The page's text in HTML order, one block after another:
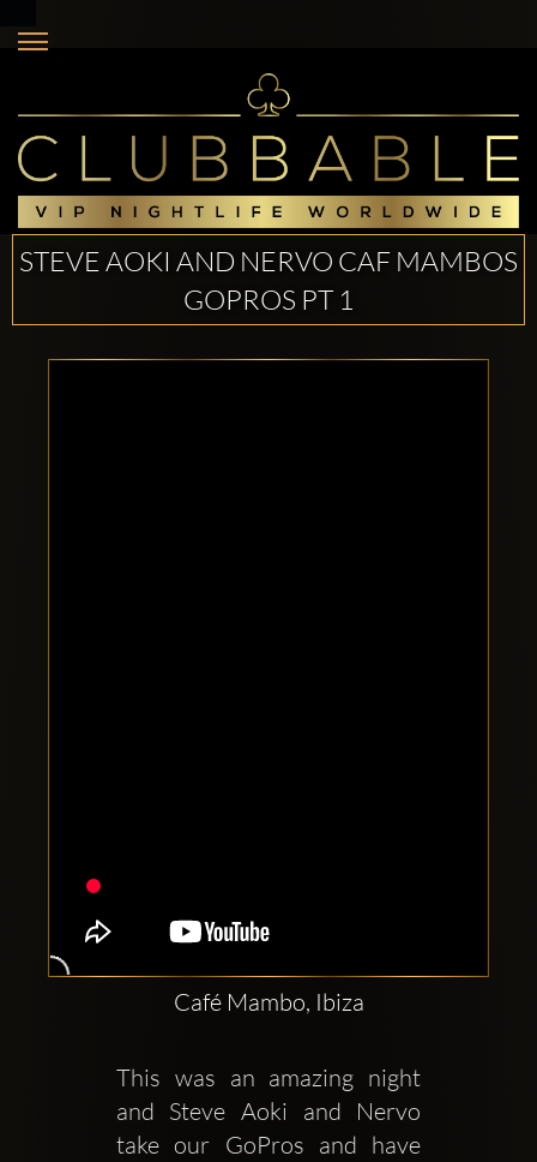
Clubbable:
STEVE AOKI AND NERVO CAF MAMBOS
GOPROS PT 1
Café Mambo, Ibiza
This was an amazing night
and Steve Aoki and Nervo
take our GoPros and have